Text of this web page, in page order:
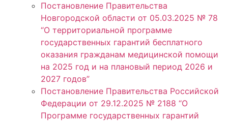
Постановление Правительства
Новгородской области от 05.03.2025 № 78
“О территориальной программе
государственных гарантий бесплатного
оказания гражданам медицинской помощи
на 2025 год и на плановый период 2026 и
2027 годов”
Постановление Правительства Российской
Федерации от 29.12.2025 № 2188 “О
Программе государственных гарантий